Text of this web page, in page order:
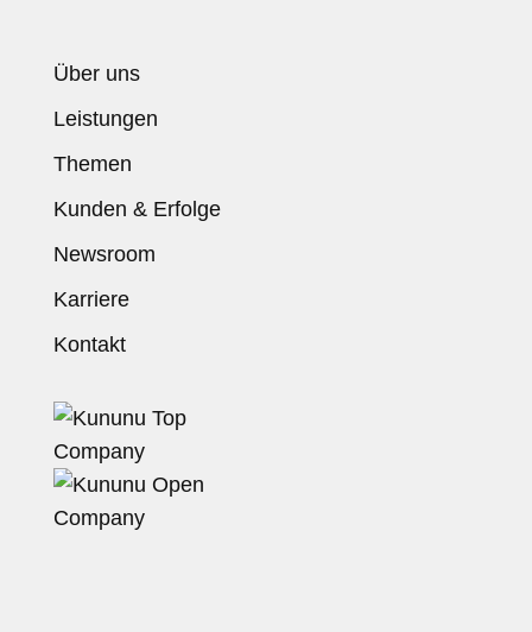
Über uns
Leistungen
Themen
Kunden & Erfolge
Newsroom
Karriere
Kontakt